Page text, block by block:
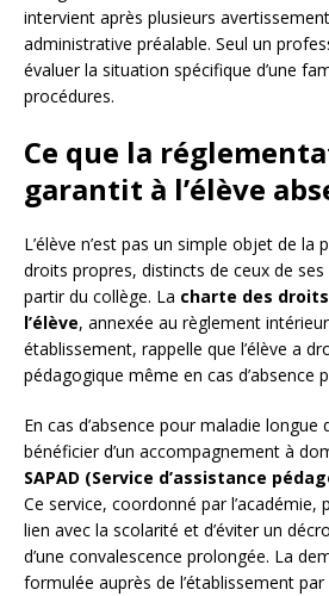
intervient après plusieurs
administrative préalable. Seul un
évaluer la situation spécifique d’une
procédures.
Ce que la
garantit à l’élève
L’élève n’est pas un simple objet de la
droits propres, distincts de ceux de
partir du collège. La charte des
l’élève, annexée au règlement
établissement, rappelle que l’élève a
pédagogique même en cas d’absence
En cas d’absence pour maladie longue
bénéficier d’un accompagnement à
SAPAD (Service d’assistance
Ce service, coordonné par
lien avec la scolarité et d’éviter un
d’une convalescence prolongée. La
formulée auprès de l’établissement